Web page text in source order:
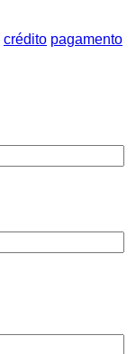
crédito pagamento